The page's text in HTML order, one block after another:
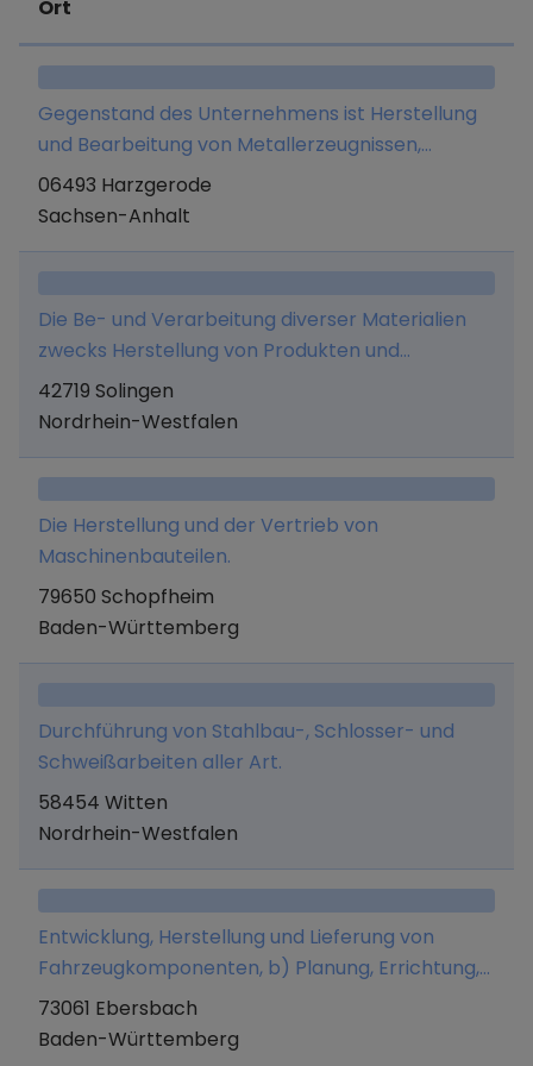
Ort
Gegenstand des Unternehmens ist Herstellung
und Bearbeitung von Metallerzeugnissen,
Übernahme und Vermittlung von
Werkaufträgen, Vermittlung von in- und
06493 Harzgerode
Sachsen-Anhalt
Die Be- und Verarbeitung diverser Materialien
zwecks Herstellung von Produkten und
Teilprodukten, Stanz- und Umformtechnik und
mechanische Bearbeitung,
Bereich Entwicklung, Konstruktion und
Werkzeugbau, Kommissionier- und
Verpackungstätigkeiten, sowie der Vertrieb und
Handel der vorgenannten Dienstleistungen und
Produkte sowie Beratungsleistungen auf den
vorstehenden Tätigkeitsgebieten.
42719 Solingen
Nordrhein-Westfalen
Die Herstellung und der Vertrieb von
Maschinenbauteilen.
79650 Schopfheim
Baden-Württemberg
Durchführung von Stahlbau-, Schlosser- und
Schweißarbeiten aller Art.
58454 Witten
Nordrhein-Westfalen
Entwicklung, Herstellung und Lieferung von
Fahrzeugkomponenten, b) Planung, Errichtung,
Wartung, Überholung, Reparatur, Ergänzung,
Modernisierung sowie De- und Remontage
73061 Ebersbach
Baden-Württemberg